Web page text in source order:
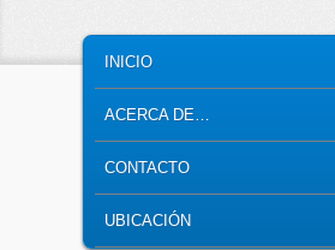
SKIP TO PRIMARY CONTENT
SKIP TO SECONDARY CONTENT
INICIO
ACERCA DE…
CONTACTO
UBICACIÓN